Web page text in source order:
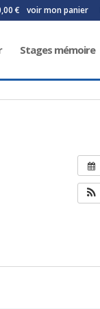
voir mon panier
€
Stages mémoire